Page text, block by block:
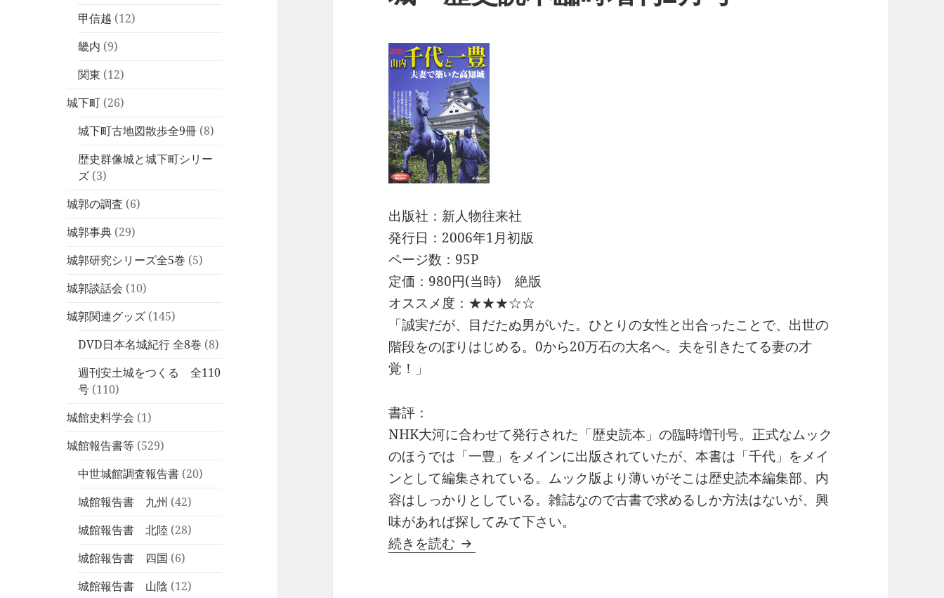
甲信越 (12)
畿内 (9)
関東 (12)
城下町 (26)
城下町古地図散歩全9冊 (8)
歴史群像城と城下町シリー
ズ (3)
城郭の調査 (6)
城郭事典 (29)
城郭研究シリーズ全5巻 (5)
城郭談話会 (10)
城郭関連グッズ (145)
DVD日本名城紀行 全8巻 (8)
週刊安土城をつくる 全110
号 (110)
城館史料学会 (1)
城館報告書等 (529)
中世城館調査報告書 (20)
城館報告書 九州 (42)
城館報告書 北陸 (28)
城館報告書 四国 (6)
城館報告書 山陰 (12)
出版社：新人物往来社
発行日：2006年1月初版
ページ数：95P
定価：980円(当時) 絶版
オススメ度：★★★☆☆
「誠実だが、目だたぬ男がいた。ひとりの女性と出合ったことで、出世の
階段をのぼりはじめる。0から20万石の大名へ。夫を引きたてる妻の才
覚！」
書評：
NHK大河に合わせて発行された「歴史読本」の臨時増刊号。正式なムック
のほうでは「一豊」をメインに出版されていたが、本書は「千代」をメイ
ンとして編集されている。ムック版より薄いがそこは歴史読本編集部、内
容はしっかりとしている。雑誌なので古書で求めるしか方法はないが、興
味があれば探してみて下さい。
続きを読む 山内千代と一豊 夫婦で築いた高知城 歴史読本臨時増刊2月号